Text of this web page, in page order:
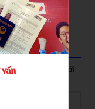
tôi sẽ liên hệ với